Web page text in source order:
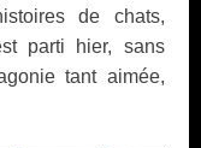
de chats,
parti hier, sans
tant aimée,